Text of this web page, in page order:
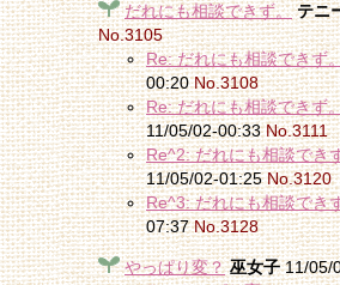
だれにも相談できず。 テニ
No.3105
Re: だれにも相談できず
00:20No.3108
Re: だれにも相談できず
11/05/02-00:33No.3111
Re^2: だれにも相談でき
11/05/02-01:25No.3120
Re^3: だれにも相談でき
07:37No.3128
やっぱり変？ 巫女子11/05/